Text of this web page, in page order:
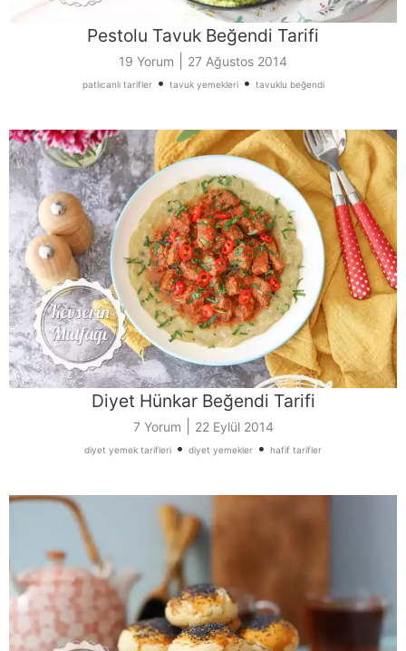
Pestolu Tavuk Beğendi Tarifi
19 Yorum 27 Ağustos 2014
patlıcanlı tarifler• tavuk yemekleri• tavuklu beğendi
Diyet Hünkar Beğendi Tarifi
7 Yorum 22 Eylül 2014
diyet yemek tarifleri • diyet yemekler • hafif tarifler